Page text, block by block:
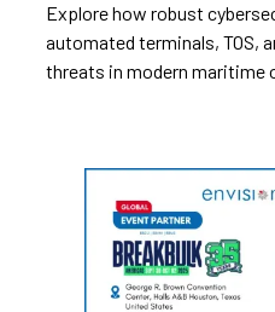
Explore how robust
automated terminals, TOS,
threats in modern maritime